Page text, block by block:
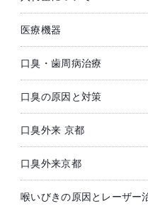
医療機器
口臭・歯周病治療
口臭の原因と対策
口臭外来 京都
口臭外来京都
喉いびきの原因とレーザー